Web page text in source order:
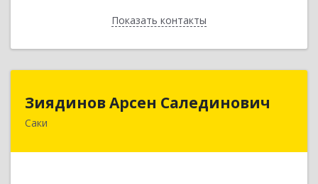
Показать контакты
Назад
Зиядинов Арсен Салединович
Саки